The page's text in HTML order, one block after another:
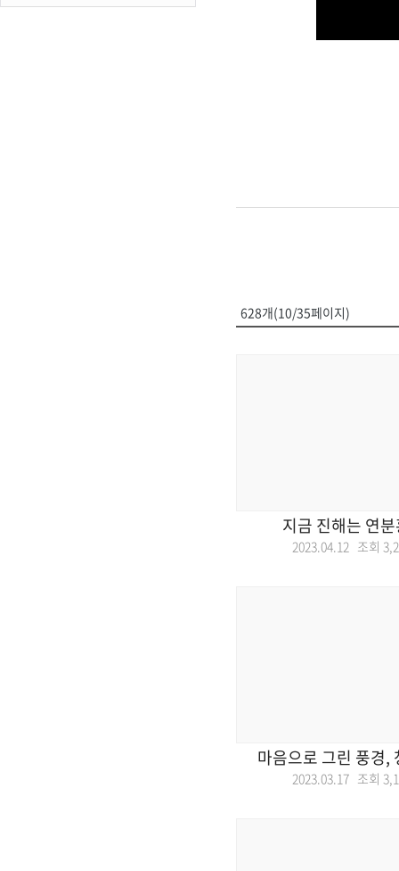
628개(10/35페이지)
지금 진해는 연
2023.04.12 조회
마음으로 그린 풍경,
2023.03.17 조회